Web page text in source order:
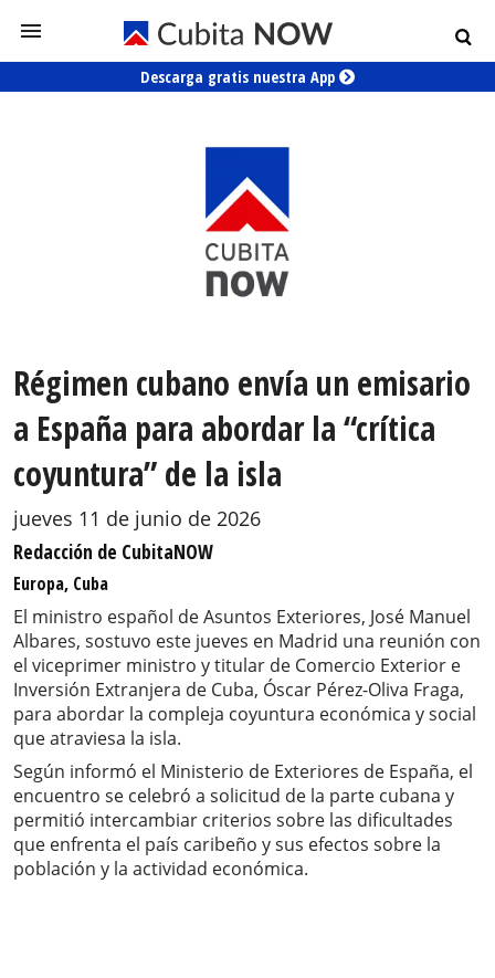
Descarga gratis nuestra App
Régimen cubano envía un emisario
a España para abordar la “crítica
coyuntura” de la isla
jueves 11 de junio de 2026
Redacción de CubitaNOW
Europa, Cuba
El ministro español de Asuntos Exteriores, José Manuel
Albares, sostuvo este jueves en Madrid una reunión con
el viceprimer ministro y titular de Comercio Exterior e
Inversión Extranjera de Cuba, Óscar Pérez-Oliva Fraga,
para abordar la compleja coyuntura económica y social
que atraviesa la isla.
Según informó el Ministerio de Exteriores de España, el
encuentro se celebró a solicitud de la parte cubana y
permitió intercambiar criterios sobre las dificultades
que enfrenta el país caribeño y sus efectos sobre la
población y la actividad económica.